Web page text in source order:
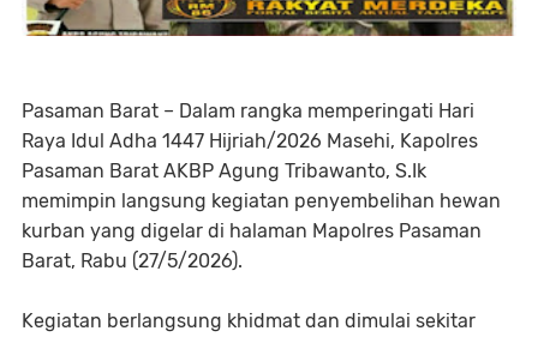
Pasaman Barat – Dalam rangka memperingati Hari
Raya Idul Adha 1447 Hijriah/2026 Masehi, Kapolres
Pasaman Barat AKBP Agung Tribawanto, S.Ik
memimpin langsung kegiatan penyembelihan hewan
kurban yang digelar di halaman Mapolres Pasaman
Barat, Rabu (27/5/2026).
Kegiatan berlangsung khidmat dan dimulai sekitar